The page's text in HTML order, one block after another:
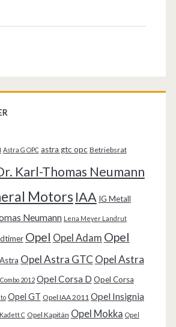
Astra G OPC astra gtc opc Betriebsrat
Karl-Thomas Neumann
Motors IAA IG Metall
Neumann Lena Meyer Landrut
Opel Opel Adam Opel
Opel Astra GTC Opel Astra
2012 Opel Corsa D Opel Corsa
Opel GT Opel IAA 2011 Opel Insignia
C Opel Kapitän Opel Mokka Opel